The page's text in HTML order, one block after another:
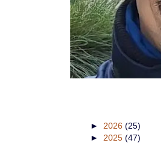
► 2026 (25)
► 2025 (47)